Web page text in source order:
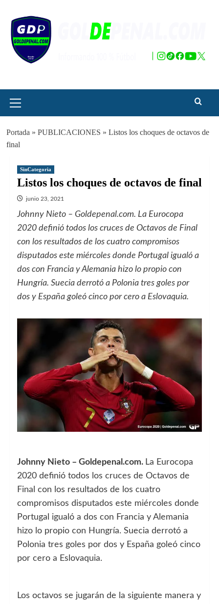
contenido
principal
Portada » PUBLICACIONES » Listos los choques de octavos de
final
SinCategoria
Listos los choques de octavos de final
junio 23, 2021
Johnny Nieto – Goldepenal.com. La Eurocopa
2020 definió todos los cruces de Octavos de Final
con los resultados de los cuatro compromisos
disputados este miércoles donde Portugal igualó a
dos con Francia y Alemania hizo lo propio con
Hungría. Suecia derrotó a Polonia tres goles por
dos y España goleó cinco por cero a Eslovaquia.
Johnny Nieto – Goldepenal.com. La Eurocopa
2020 definió todos los cruces de Octavos de
Final con los resultados de los cuatro
compromisos disputados este miércoles donde
Portugal igualó a dos con Francia y Alemania
hizo lo propio con Hungría. Suecia derrotó a
Polonia tres goles por dos y España goleó cinco
por cero a Eslovaquia.
Los octavos se jugarán de la siguiente manera y